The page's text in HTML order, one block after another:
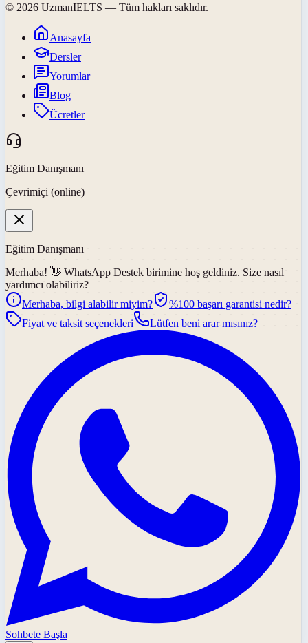
© 2026 UzmanIELTS — Tüm hakları saklıdır.
Anasayfa
Dersler
Yorumlar
Blog
Ücretler
Eğitim Danışmanı
Çevrimiçi (online)
Eğitim Danışmanı
Merhaba! 👋 WhatsApp Destek birimine hoş geldiniz. Size nasıl
yardımcı olabiliriz?
Merhaba, bilgi alabilir miyim?
%100 başarı garantisi nedir?
Fiyat ve taksit seçenekleri
Lütfen beni arar mısınız?
Sohbete Başla